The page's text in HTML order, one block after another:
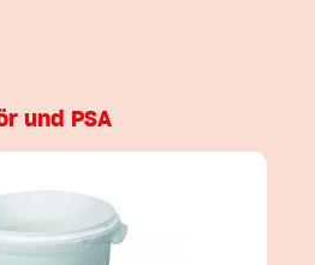
und PSA